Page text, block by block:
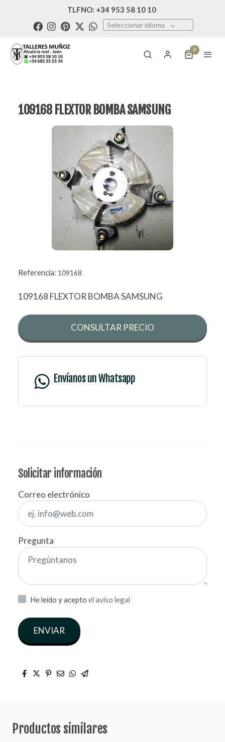
TLFNO: +34 953 58 10 10
Seleccionar idioma
0
109168 FLEXTOR BOMBA SAMSUNG
Referencia: 109168
109168 FLEXTOR BOMBA SAMSUNG
CONSULTAR PRECIO
Envíanos un Whatsapp
Solicitar información
Correo electrónico
Pregunta
He leído y acepto el aviso legal
ENVIAR
Productos similares